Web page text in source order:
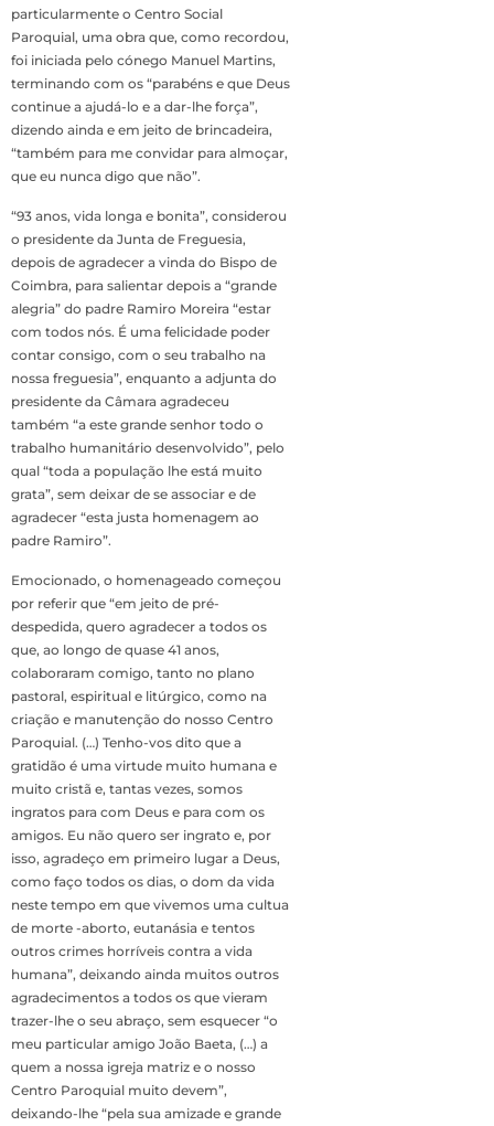
particularmente o Centro Social
Paroquial, uma obra que, como recordou,
foi iniciada pelo cónego Manuel Martins,
terminando com os “parabéns e que Deus
continue a ajudá-lo e a dar-lhe força”,
dizendo ainda e em jeito de brincadeira,
“também para me convidar para almoçar,
que eu nunca digo que não”.
“93 anos, vida longa e bonita”, considerou
o presidente da Junta de Freguesia,
depois de agradecer a vinda do Bispo de
Coimbra, para salientar depois a “grande
alegria” do padre Ramiro Moreira “estar
com todos nós. É uma felicidade poder
contar consigo, com o seu trabalho na
nossa freguesia”, enquanto a adjunta do
presidente da Câmara agradeceu
também “a este grande senhor todo o
trabalho humanitário desenvolvido”, pelo
qual “toda a população lhe está muito
grata”, sem deixar de se associar e de
agradecer “esta justa homenagem ao
padre Ramiro”.
Emocionado, o homenageado começou
por referir que “em jeito de pré-
despedida, quero agradecer a todos os
que, ao longo de quase 41 anos,
colaboraram comigo, tanto no plano
pastoral, espiritual e litúrgico, como na
criação e manutenção do nosso Centro
Paroquial. (…) Tenho-vos dito que a
gratidão é uma virtude muito humana e
muito cristã e, tantas vezes, somos
ingratos para com Deus e para com os
amigos. Eu não quero ser ingrato e, por
isso, agradeço em primeiro lugar a Deus,
como faço todos os dias, o dom da vida
neste tempo em que vivemos uma cultua
de morte -aborto, eutanásia e tentos
outros crimes horríveis contra a vida
humana”, deixando ainda muitos outros
agradecimentos a todos os que vieram
trazer-lhe o seu abraço, sem esquecer “o
meu particular amigo João Baeta, (…) a
quem a nossa igreja matriz e o nosso
Centro Paroquial muito devem”,
deixando-lhe “pela sua amizade e grande